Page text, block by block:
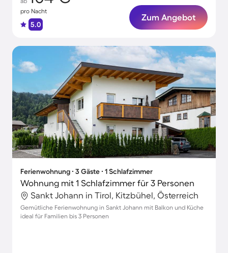
pro Nacht
5.0
Zum Angebot
Ferienwohnung ∙ 3 Gäste ∙ 1 Schlafzimmer
Wohnung mit 1 Schlafzimmer für 3 Personen
Sankt Johann in Tirol, Kitzbühel, Österreich
Gemütliche Ferienwohnung in Sankt Johann mit Balkon und Küche
ideal für Familien bis 3 Personen